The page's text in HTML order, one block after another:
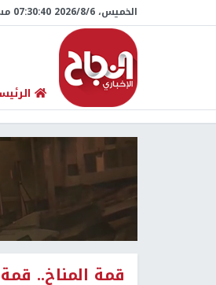
الخميس، 6/‏8/‏2026 07:30:41 مساءً
قمة المناخ..